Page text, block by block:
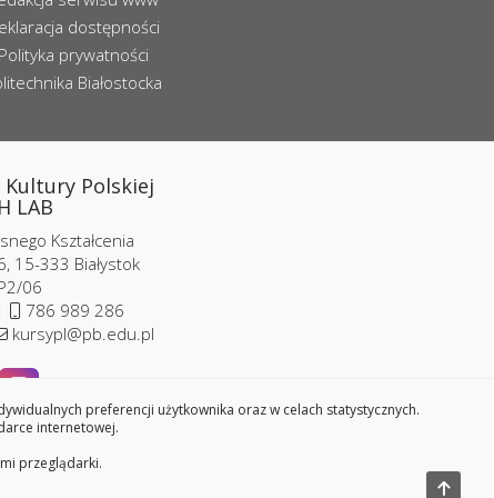
preferencji użytkownika oraz w celach statystycznych.
internetowej.
przeglądarki.
dostępności
Polityka prywatności
Białostocka
Kultury Polskiej
LAB
Kształcenia
15-333 Białystok
06
786 989 286
kursypl@pb.edu.pl